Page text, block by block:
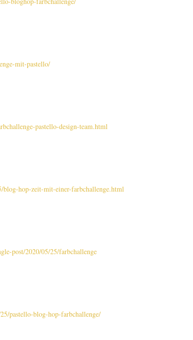
mit-pastello/
pastello-design-team.html
blog-hop-zeit-mit-einer-farbchallenge.html
post/2020/05/25/farbchallenge
pastello-blog-hop-farbchallenge/